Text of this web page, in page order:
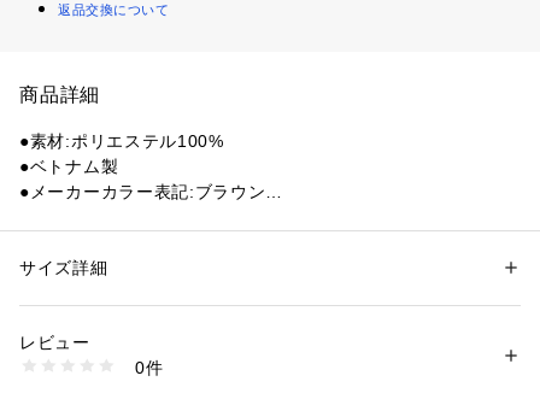
返品交換について
商品詳細
●素材:ポリエステル100%
●ベトナム製
●メーカーカラー表記:ブラウン
●コーデュラ素材なので、強度も高くデザイン性も機能性も抜
【商品の購入にあたっての注意事項】
※一部商品において弊社カラー表記がメーカーカラー表記と異
性別：キッズ・ベビー
商品番号：
10901405301 （ショップ）
サイズ詳細
レビュー
0件